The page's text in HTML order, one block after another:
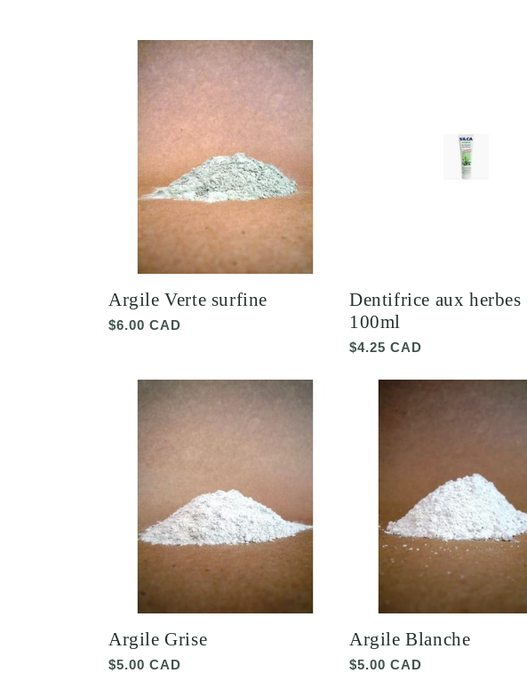
Argile Verte surfine
Prix
$6.00 CAD
Dentifrice aux herbes
100ml
Prix
$4.25 CAD
Argile Grise
Prix
$5.00 CAD
Argile Blanche
Prix
$5.00 CAD